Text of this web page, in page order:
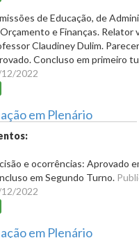
de Educação, de
e Finanças. Relator
Claudiney Dulim.
Concluso em primeiro
2022
em Plenário
e ocorrências: Aprovado
em Segundo Turno.
2022
em Plenário